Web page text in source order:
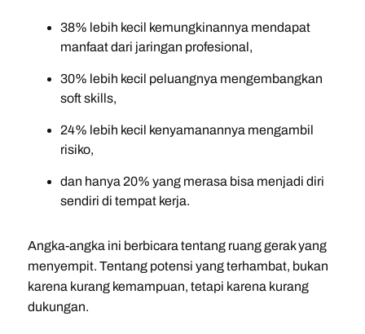
38% lebih kecil kemungkinannya mendapat
manfaat dari jaringan profesional,
30% lebih kecil peluangnya mengembangkan
soft skills,
24% lebih kecil kenyamanannya mengambil
risiko,
dan hanya 20% yang merasa bisa menjadi diri
sendiri di tempat kerja.
Angka-angka ini berbicara tentang ruang gerak yang
menyempit. Tentang potensi yang terhambat, bukan
karena kurang kemampuan, tetapi karena kurang
dukungan.